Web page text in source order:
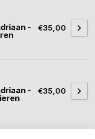
-
€35,00
-
€35,00